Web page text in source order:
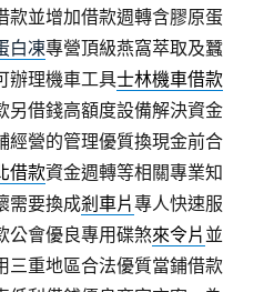
款並增加借款週轉含膠原蛋
白凍專營頂級燕窩萃取及蠶
辦理機車工具士林機車借款
另借錢高額度設備解決資金
經營的管理優質換現金前合
借款資金週轉等相關專業知
需要換成剎車片專人快速服
公會優良專用碟煞來令片 並
三重地區合法優質當鋪借款